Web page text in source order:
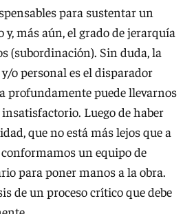
para sustentar un
más aún, el grado de jerarquía
(subordinación). Sin duda, la
o personal es el disparador
profundamente puede llevarnos
Luego de haber
que no está más lejos que a
un equipo de
para poner manos a la obra.
de un proceso crítico que debe